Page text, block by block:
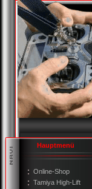
Hauptmenü
Online-Shop
Tamiya High-Lift